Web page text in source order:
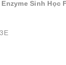
Sinh Học